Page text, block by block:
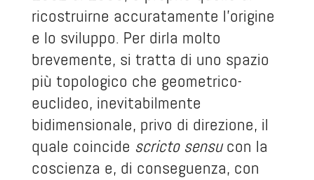
ricostruirne accuratamente l’origine
e lo sviluppo. Per dirla molto
brevemente, si tratta di uno spazio
più topologico che geometrico-
euclideo, inevitabilmente
bidimensionale, privo di direzione, il
quale coincide scricto sensucon la
coscienza e, di conseguenza, con